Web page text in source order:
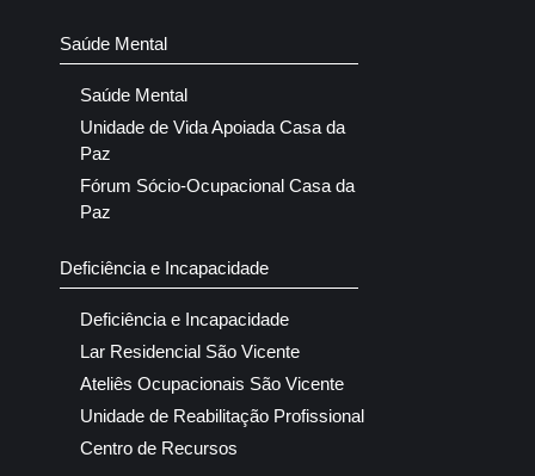
Saúde Mental
Saúde Mental
Unidade de Vida Apoiada Casa da
Paz
Fórum Sócio-Ocupacional Casa da
Paz
Deficiência e Incapacidade
Deficiência e Incapacidade
Lar Residencial São Vicente
Ateliês Ocupacionais São Vicente
Unidade de Reabilitação Profissional
Centro de Recursos